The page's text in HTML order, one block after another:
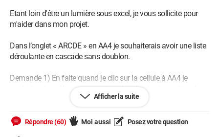
Etant loin d'être un lumière sous excel, je vous sollicite pour
m'aider dans mon projet.
Dans l’onglet « ARCDE » en AA4 je souhaiterais avoir une liste
déroulante en cascade sans doublon.
Demande 1) En faite quand je clic sur la cellule à AA4 je
souhaiterais qu’il me propose tous les clients et ensuite selon
le client, les différents sites et ensuite les services. Et de là me
AC9, G10, et J38.
Afficher la suite
Répondre (60) Moi aussi Posez votre question